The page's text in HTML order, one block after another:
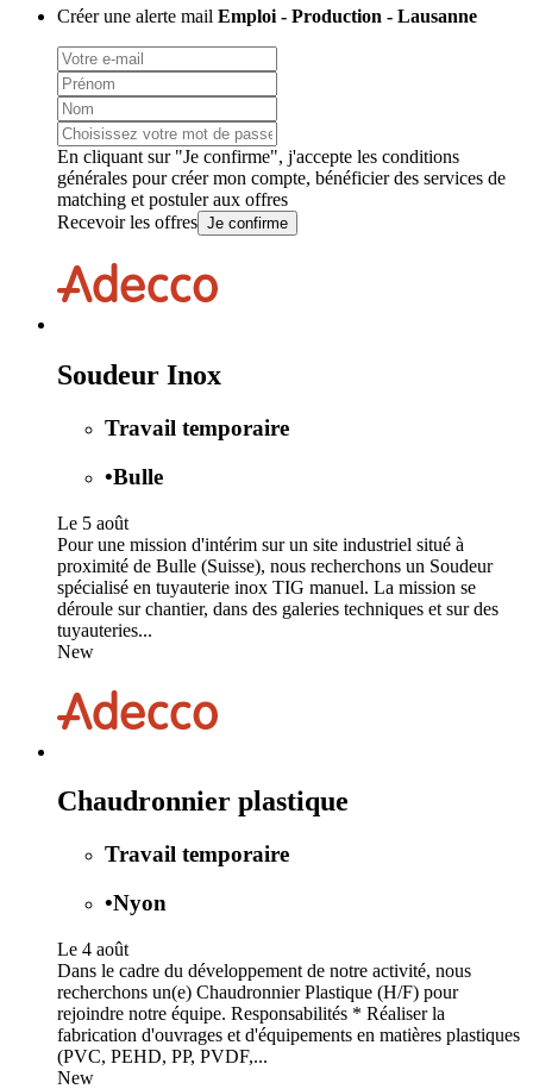
Créer une alerte mail Emploi - Production - Lausanne
En cliquant sur "Je confirme", j'accepte les conditions
générales pour créer mon compte, bénéficier des services de
matching et postuler aux offres
Recevoir les offres Je confirme
Soudeur Inox
Travail temporaire
•Bulle
Le 5 août
Pour une mission d'intérim sur un site industriel situé à
proximité de Bulle (Suisse), nous recherchons un Soudeur
spécialisé en tuyauterie inox TIG manuel. La mission se
déroule sur chantier, dans des galeries techniques et sur des
tuyauteries...
New
Chaudronnier plastique
Travail temporaire
•Nyon
Le 4 août
Dans le cadre du développement de notre activité, nous
recherchons un(e) Chaudronnier Plastique (H/F) pour
rejoindre notre équipe. Responsabilités * Réaliser la
fabrication d'ouvrages et d'équipements en matières plastiques
(PVC, PEHD, PP, PVDF,...
New